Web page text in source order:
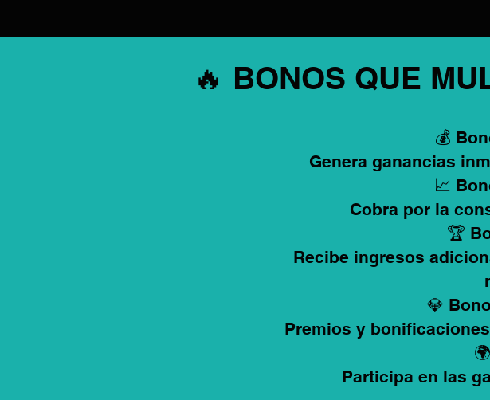
🔥 BONOS QUE
💰
Genera ganancias
📈
Cobra por la
🏆
Recibe ingresos
💎
Premios y
Participa en las